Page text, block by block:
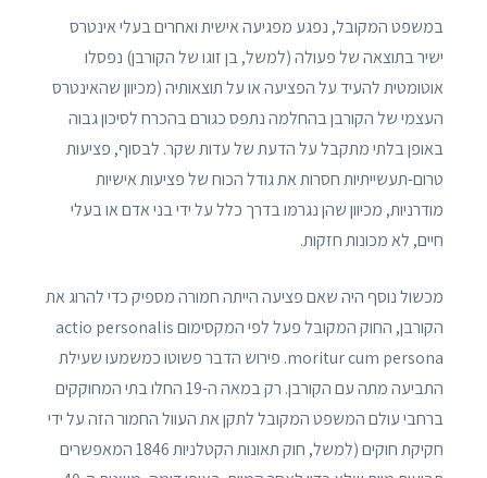
במשפט המקובל, נפגע מפגיעה אישית ואחרים בעלי אינטרס
ישיר בתוצאה של פעולה (למשל, בן זוגו של הקורבן) נפסלו
אוטומטית להעיד על הפציעה או על תוצאותיה (מכיוון שהאינטרס
העצמי של הקורבן בהחלמה נתפס כגורם בהכרח לסיכון גבוה
באופן בלתי מתקבל על הדעת של עדות שקר. לבסוף, פציעות
טרום-תעשייתיות חסרות את גודל הכוח של פציעות אישיות
מודרניות, מכיוון שהן נגרמו בדרך כלל על ידי בני אדם או בעלי
חיים, לא מכונות חזקות.
מכשול נוסף היה שאם פציעה הייתה חמורה מספיק כדי להרוג את
הקורבן, החוק המקובל פעל לפי המקסימום actio personalis
moritur cum persona. פירוש הדבר פשוטו כמשמעו שעילת
התביעה מתה עם הקורבן. רק במאה ה-19 החלו בתי המחוקקים
ברחבי עולם המשפט המקובל לתקן את העוול החמור הזה על ידי
חקיקת חוקים (למשל, חוק תאונות הקטלניות 1846 המאפשרים